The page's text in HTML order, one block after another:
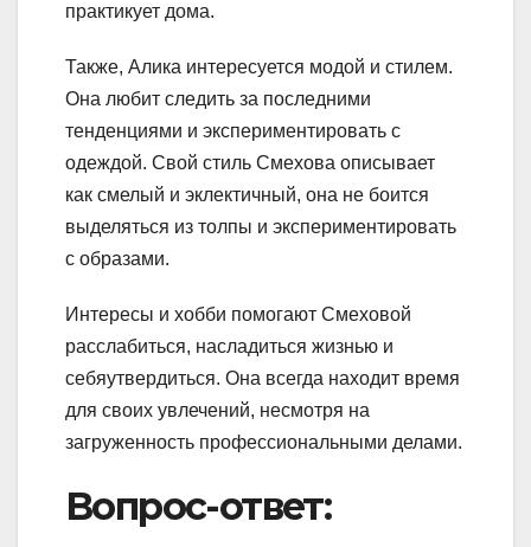
практикует дома.
Также, Алика интересуется модой и стилем.
Она любит следить за последними
тенденциями и экспериментировать с
одеждой. Свой стиль Смехова описывает
как смелый и эклектичный, она не боится
выделяться из толпы и экспериментировать
с образами.
Интересы и хобби помогают Смеховой
расслабиться, насладиться жизнью и
себяутвердиться. Она всегда находит время
для своих увлечений, несмотря на
загруженность профессиональными делами.
Вопрос-ответ: